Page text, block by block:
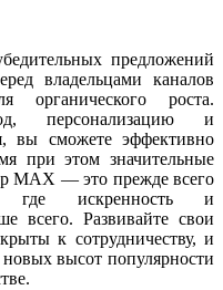
предложений
владельцами каналов
органического роста.
персонализацию и
вы сможете эффективно
при этом значительные
MAX — это прежде всего
где искренность и
всего. Развивайте свои
к сотрудничеству, и
новых высот популярности